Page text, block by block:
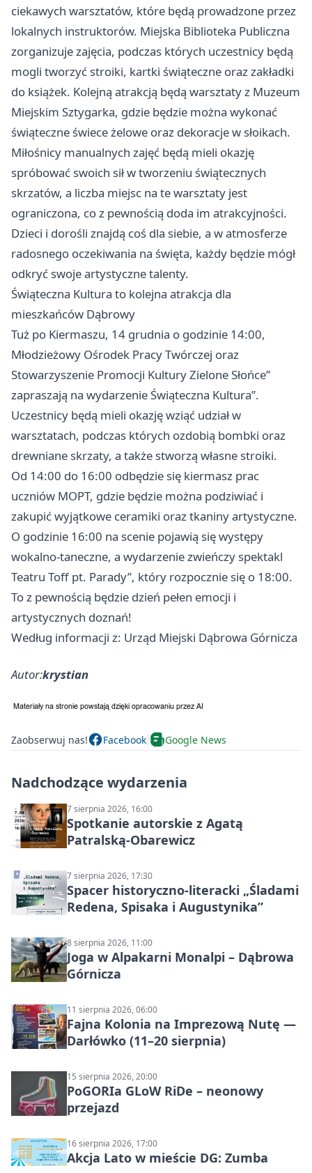
ciekawych warsztatów, które będą prowadzone przez
lokalnych instruktorów. Miejska Biblioteka Publiczna
zorganizuje zajęcia, podczas których uczestnicy będą
mogli tworzyć stroiki, kartki świąteczne oraz zakładki
do książek. Kolejną atrakcją będą warsztaty z Muzeum
Miejskim Sztygarka, gdzie będzie można wykonać
świąteczne świece żelowe oraz dekoracje w słoikach.
Miłośnicy manualnych zajęć będą mieli okazję
spróbować swoich sił w tworzeniu świątecznych
skrzatów, a liczba miejsc na te warsztaty jest
ograniczona, co z pewnością doda im atrakcyjności.
Dzieci i dorośli znajdą coś dla siebie, a w atmosferze
radosnego oczekiwania na święta, każdy będzie mógł
odkryć swoje artystyczne talenty.
Świąteczna Kultura to kolejna atrakcja dla
mieszkańców Dąbrowy
Tuż po Kiermaszu, 14 grudnia o godzinie 14:00,
Młodzieżowy Ośrodek Pracy Twórczej oraz
Stowarzyszenie Promocji Kultury Zielone Słońce”
zapraszają na wydarzenie Świąteczna Kultura”.
Uczestnicy będą mieli okazję wziąć udział w
warsztatach, podczas których ozdobią bombki oraz
drewniane skrzaty, a także stworzą własne stroiki.
Od 14:00 do 16:00 odbędzie się kiermasz prac
uczniów MOPT, gdzie będzie można podziwiać i
zakupić wyjątkowe ceramiki oraz tkaniny artystyczne.
O godzinie 16:00 na scenie pojawią się występy
wokalno-taneczne, a wydarzenie zwieńczy spektakl
Teatru Toff pt. Parady”, który rozpocznie się o 18:00.
To z pewnością będzie dzień pełen emocji i
artystycznych doznań!
Według informacji z: Urząd Miejski Dąbrowa Górnicza
Autor:krystian
Zaobserwuj nas! Facebook Google News
Nadchodzące wydarzenia
7 sierpnia 2026, 16:00
Spotkanie autorskie z Agatą
Patralską-Obarewicz
7 sierpnia 2026, 17:30
Spacer historyczno-literacki „Śladami
Redena, Spisaka i Augustynika”
8 sierpnia 2026, 11:00
Joga w Alpakarni Monalpi – Dąbrowa
Górnicza
11 sierpnia 2026, 06:00
Fajna Kolonia na Imprezową Nutę —
Darłówko (11–20 sierpnia)
15 sierpnia 2026, 20:00
PoGORIa GLoW RiDe – neonowy
przejazd
16 sierpnia 2026, 17:00
Akcja Lato w mieście DG: Zumba